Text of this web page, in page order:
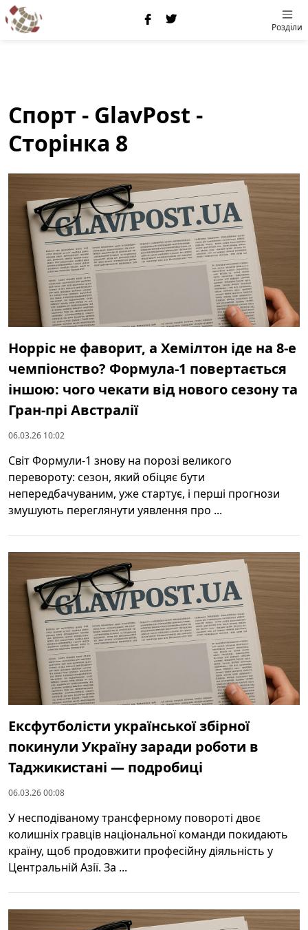
Розділи
Спорт - GlavPost -
Сторінка 8
Норріс не фаворит, а Хемілтон іде на 8-е
чемпіонство? Формула-1 повертається
іншою: чого чекати від нового сезону та
Гран-прі Австралії
06.03.26 10:02
Світ Формули-1 знову на порозі великого
перевороту: сезон, який обіцяє бути
непередбачуваним, уже стартує, і перші прогнози
змушують переглянути уявлення про ...
Ексфутболісти української збірної
покинули Україну заради роботи в
Таджикистані — подробиці
06.03.26 00:08
У несподіваному трансферному повороті двоє
колишніх гравців національної команди покидають
країну, щоб продовжити професійну діяльність у
Центральній Азії. За ...